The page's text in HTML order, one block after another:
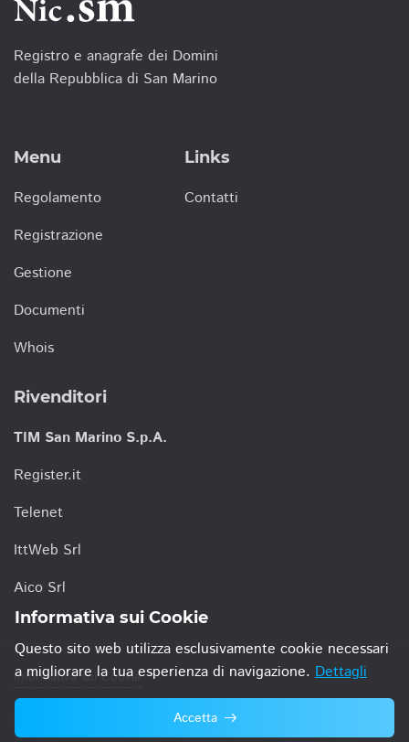
Registro e anagrafe dei Domini
della Repubblica di San Marino
Menu
Regolamento
Registrazione
Gestione
Documenti
Whois
Links
Contatti
Rivenditori
TIM San Marino S.p.A.
Register.it
Telenet
IttWeb Srl
Aico Srl
Informativa sui Cookie
© 2021 TIM San Marino S.p.A.
Informativa sui Cookie
Questo sito web utilizza esclusivamente cookie necessari
a migliorare la tua esperienza di navigazione. Dettagli
Accetta